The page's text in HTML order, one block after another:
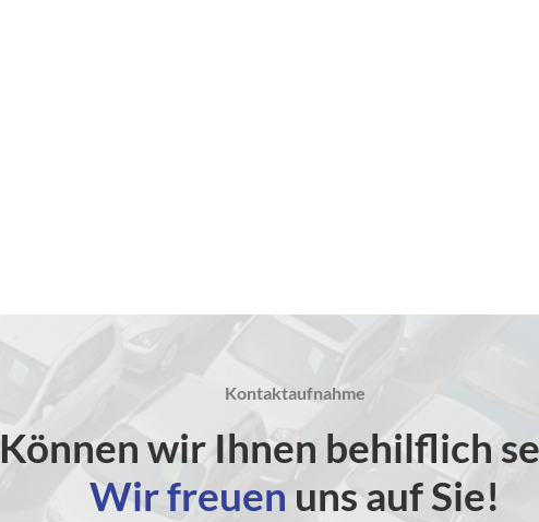
Kontaktaufnahme
Können wir Ihnen behilflich
Wir freuen uns auf Sie!